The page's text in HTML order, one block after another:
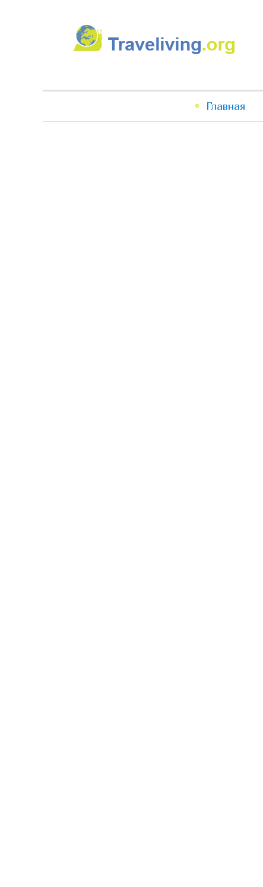
Traveliving
Главная